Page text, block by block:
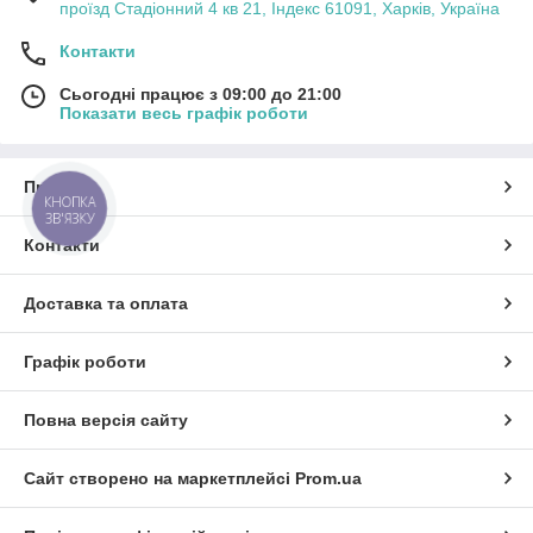
проїзд Стадіонний 4 кв 21, Індекс 61091, Харків, Україна
Контакти
Сьогодні працює з 09:00 до 21:00
Показати весь графік роботи
Про нас
Контакти
Доставка та оплата
Графік роботи
Повна версія сайту
Сайт створено на маркетплейсі Prom.ua
КНОПКА
ЗВ'ЯЗКУ